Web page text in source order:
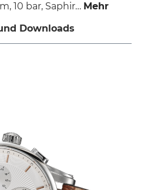
10 bar, Saphir… Mehr
Downloads